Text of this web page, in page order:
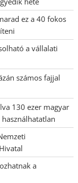
ez a 40 fokos
a vállalati
számos fajjal
130 ezer magyar
a